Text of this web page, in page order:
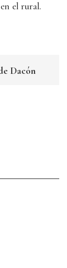
el rural.
Dacón